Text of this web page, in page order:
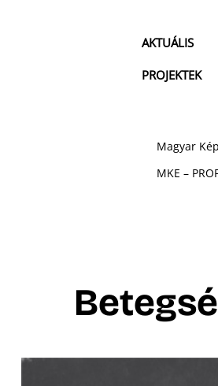
AKTUÁLIS
PROJEKTEK
Magyar
MKE –